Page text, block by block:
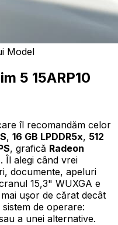
Model
5 15ARP10
îl recomandăm celor
, 16 GB LPDDR5x, 512
, grafică Radeon
Îl alegi când vrei
documente, apeluri
15,3" WUXGA e
ușor de cărat decât
de operare:
a unei alternative.